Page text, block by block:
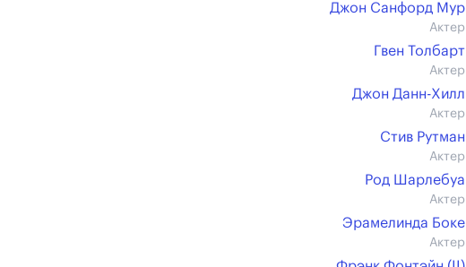
Джон Санфорд Мур
Актер
Гвен Толбарт
Актер
Джон Данн-Хилл
Актер
Стив Рутман
Актер
Род Шарлебуа
Актер
Эрамелинда Боке
Актер